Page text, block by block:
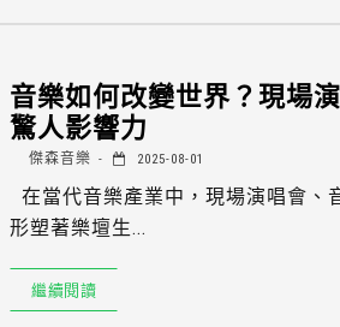
音樂如何改變世界？現場
驚人影響力
傑森音樂 2025-08-01
在當代音樂產業中，現場演唱會、
形塑著樂壇生...
繼續閱讀